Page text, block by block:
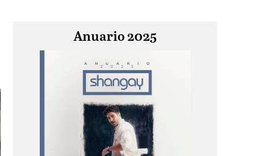
Anuario 2025